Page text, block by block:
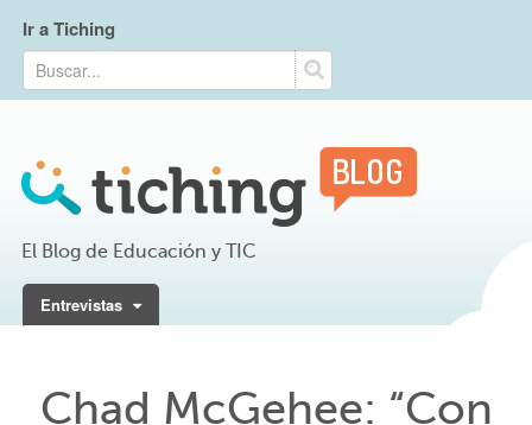
Ir a Tiching
El Blog de Educación y TIC
Entrevistas
Chad McGehee: “Con